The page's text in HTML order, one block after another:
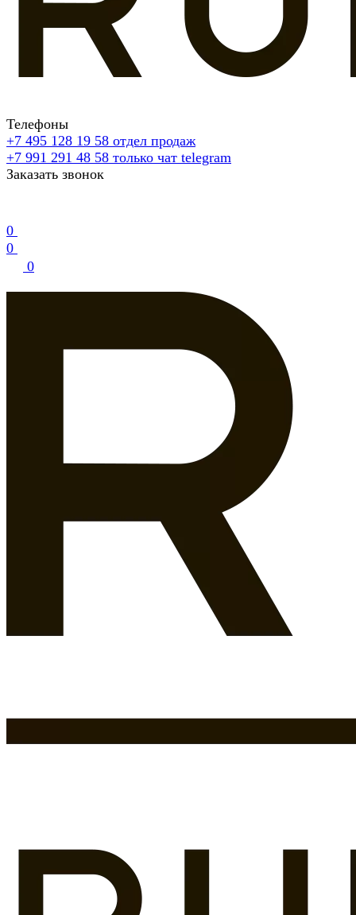
Телефоны
+7 495 128 19 58 отдел продаж
+7 991 291 48 58 только чат telegram
Заказать звонок
0
0
0